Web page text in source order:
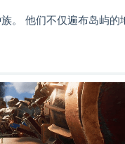
。 他们不仅遍布岛屿的